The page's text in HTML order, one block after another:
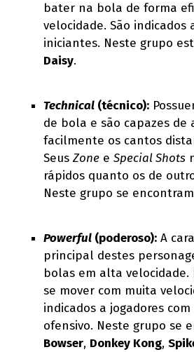
bater na bola de forma
velocidade. São indicados
iniciantes. Neste grupo
Daisy.
Technical (técnico):
de bola e são capazes de
facilmente os cantos
SeusZone eSpecial Shots
rápidos quanto os de
Neste grupo se encontram
Powerful (poderoso): A
principal destes
bolas em alta velocidade.
se mover com muita
indicados a jogadores
ofensivo. Neste grupo se
Bowser, Donkey Kong,